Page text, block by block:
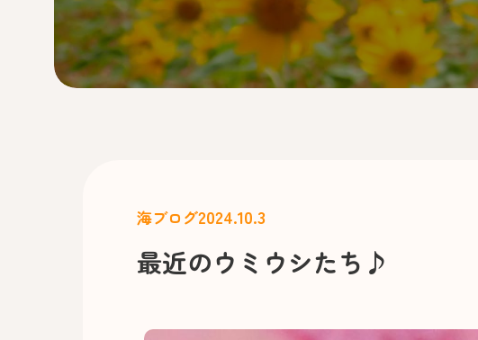
海ブログ2024.10.3
最近のウミウシたち♪